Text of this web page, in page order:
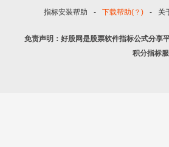
指标安装帮助 - 下载帮助(？) - 关
免责声明：好股网是股票软件指标公式分享
积分指标